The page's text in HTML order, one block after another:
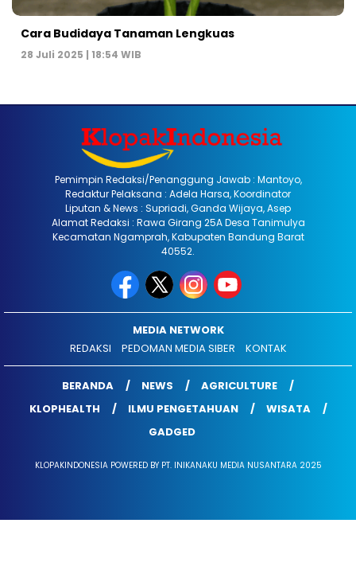
Cara Budidaya Tanaman Lengkuas
28 Juli 2025 | 18:54 WIB
Pemimpin Redaksi/Penanggung Jawab : Mantoyo,
Redaktur Pelaksana : Adela Harsa, Koordinator
Liputan & News : Supriadi, Ganda Wijaya, Asep
Alamat Redaksi : Rawa Girang 25A Desa Tanimulya
Kecamatan Ngamprah, Kabupaten Bandung Barat
40552.
MEDIA NETWORK
REDAKSI
PEDOMAN MEDIA SIBER KONTAK
BERANDA NEWS
AGRICULTURE
KLOPHEALTH
ILMU PENGETAHUAN
WISATA
GADGED
KLOPAKINDONESIA POWERED BY PT. INIKANAKU MEDIA NUSANTARA 2025